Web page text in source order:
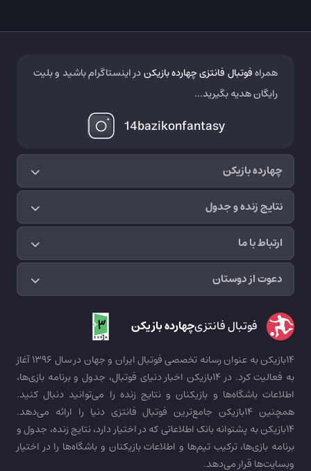
چهارده بازیکن
نتایج زنده و جدول
ارتباط با ما
دعوت از دوستان
همراهفوتبال فانتزی چهارده بازیکندر اینستاگرام باشید و بلیت
رایگان هدیه بگیرید...
14bazikonfantasy
فوتبال فانتزیچهارده بازیکن
14بازیکن به عنوان رسانه تخصصی فوتبال ایران و جهان در سال 1396 آغاز
به فعالیت کرد. در 14بازیکن اخبار دنیای فوتبال، جدول و برنامه بازی‌ها،
اطلاعات باشگاه‌ها و بازیکنان و نتایج زنده را می‌توانید دنبال کنید.
همچنین 14بازیکن جامع‌ترین فوتبال فانتزی دنیا را ارائه می‌دهد.
14بازیکن به پشتوانه بانک اطلاعاتی که در اختیار دارد، نتایج زنده، جدول و
برنامه بازی‌ها، ترکیب تیم‌ها و اطلاعات بازیکنان و باشگاه‌ها را در اختیار
وبسایت‌ها قرار می‌دهد.